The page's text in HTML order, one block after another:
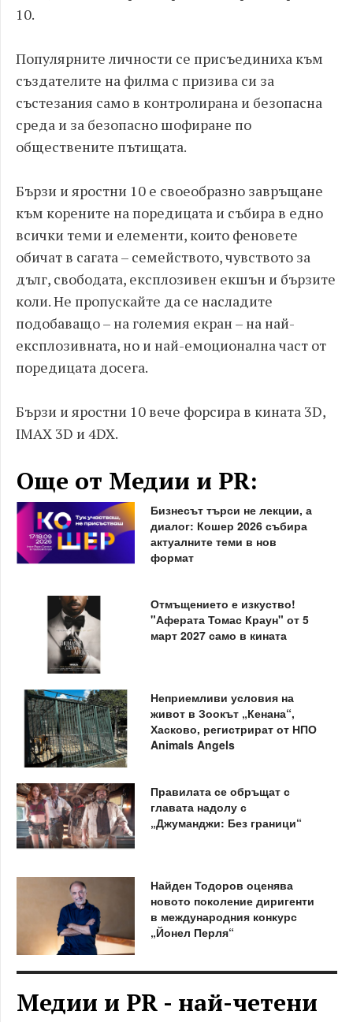
10.
Популярните личности се присъединиха към
създателите на филма с призива си за
състезания само в контролирана и безопасна
среда и за безопасно шофиране по
обществените пътищата.
Бързи и яростни 10 е своеобразно завръщане
към корените на поредицата и събира в едно
всички теми и елементи, които феновете
обичат в сагата – семейството, чувството за
дълг, свободата, експлозивен екшън и бързите
коли. Не пропускайте да се насладите
подобаващо – на големия екран – на най-
експлозивната, но и най-емоционална част от
поредицата досега.
Бързи и яростни 10 вече форсира в кината 3D,
IMAX 3D и 4DX.
Още от Медии и PR:
Бизнесът търси не лекции, а
диалог: Кошер 2026 събира
актуалните теми в нов
формат
Отмъщението е изкуство!
"Аферата Томас Краун" от 5
март 2027 само в кината
Неприемливи условия на
живот в Зоокът „Кенана“,
Хасково, регистрират от НПО
Animals Angels
Правилата се обръщат с
главата надолу с
„Джуманджи: Без граници“
Найден Тодоров оценява
новото поколение диригенти
в международния конкурс
„Йонел Перля“
Медии и PR - най-четени